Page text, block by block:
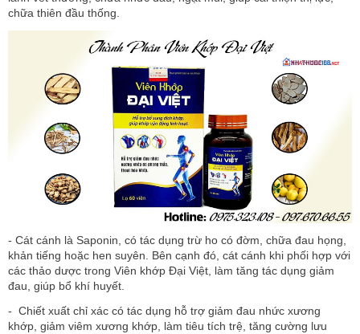
chữa thiên đầu thống.
- Cát cánh là Saponin, có tác dụng trừ ho có đờm, chữa đau họng,
khản tiếng hoặc hen suyên. Bên cạnh đó, cát cánh khi phối hợp với
các thảo dược trong Viên khớp Đại Việt, làm tăng tác dụng giảm
đau, giúp bổ khí huyết.
- Chiết xuất chỉ xác có tác dụng hỗ trợ giảm đau nhức xương
khớp, giảm viêm xương khớp, làm tiêu tích trệ, tăng cường lưu